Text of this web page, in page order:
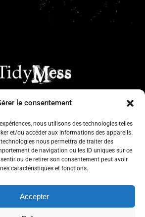
le consentement
nous utilisons des technologies telles
et/ou accéder aux informations des appareils.
nous permettra de traiter des
de navigation ou les ID uniques sur ce
ou de retirer son consentement peut avoir
caractéristiques et fonctions.
Accepter
– Tout droits réservés.
d’un regard photographie / Alain Forgeront